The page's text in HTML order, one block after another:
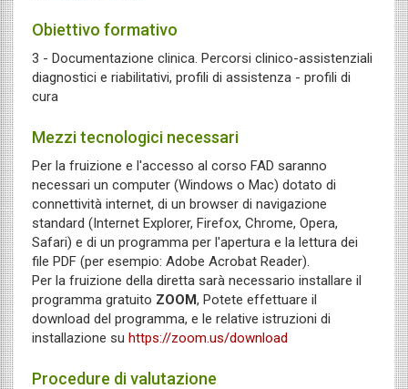
Obiettivo formativo
3 - Documentazione clinica. Percorsi clinico-assistenziali
diagnostici e riabilitativi, profili di assistenza - profili di
cura
Mezzi tecnologici necessari
Per la fruizione e l'accesso al corso FAD saranno
necessari un computer (Windows o Mac) dotato di
connettività internet, di un browser di navigazione
standard (Internet Explorer, Firefox, Chrome, Opera,
Safari) e di un programma per l'apertura e la lettura dei
file PDF (per esempio: Adobe Acrobat Reader).
Per la fruizione della diretta sarà necessario installare il
programma gratuito ZOOM, Potete effettuare il
download del programma, e le relative istruzioni di
installazione su https://zoom.us/download
Procedure di valutazione